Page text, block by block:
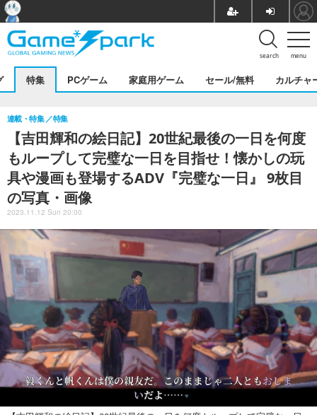
menu
search
特集 PCゲーム 家庭用ゲーム セール/無料 カルチャ
【吉田輝和の絵日記】20世紀最後の一日を何度
もループして完璧な一日を目指せ！懐かしの玩
具や漫画も登場するADV『完璧な一日』 9枚目
の写真・画像
連載・特集 特集
2023.11.12 Sun 20:00